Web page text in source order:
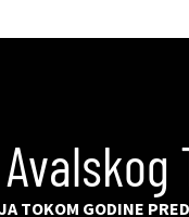
TOKOM GODINE